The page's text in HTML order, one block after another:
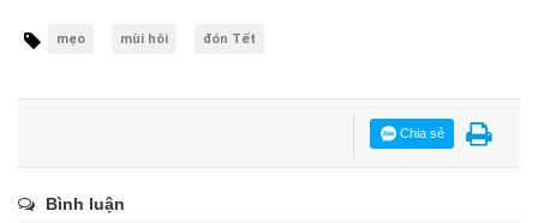
mẹo mùi hôi đón Tết
Chia sẻ
Bình luận